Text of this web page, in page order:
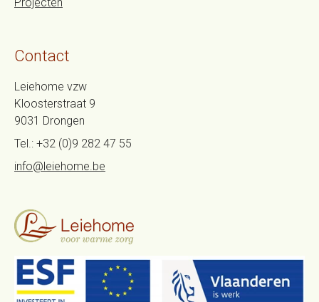
Contact
Leiehome vzw
Kloosterstraat 9
9031 Drongen
Tel.: +32 (0)9 282 47 55
info@leiehome.be